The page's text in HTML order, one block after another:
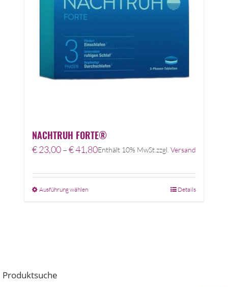
NACHTRUH FORTE®
€23,00–€41,80Enthält 10% MwSt.zzgl. Versand
Ausführung wählen Details
Produktsuche